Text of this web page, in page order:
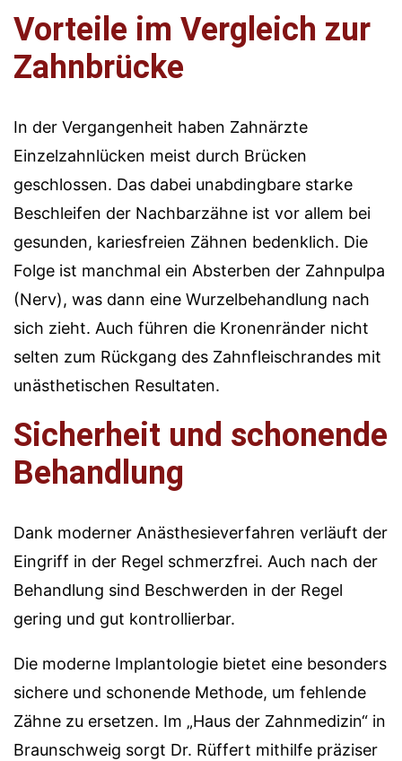
Vorteile im Vergleich zur
Zahnbrücke
In der Vergangenheit haben Zahnärzte
Einzelzahnlücken meist durch Brücken
geschlossen. Das dabei unabdingbare starke
Beschleifen der Nachbarzähne ist vor allem bei
gesunden, kariesfreien Zähnen bedenklich. Die
Folge ist manchmal ein Absterben der Zahnpulpa
(Nerv), was dann eine Wurzelbehandlung nach
sich zieht. Auch führen die Kronenränder nicht
selten zum Rückgang des Zahnfleischrandes mit
unästhetischen Resultaten.
Sicherheit und schonende
Behandlung
Dank moderner Anästhesieverfahren verläuft der
Eingriff in der Regel schmerzfrei. Auch nach der
Behandlung sind Beschwerden in der Regel
gering und gut kontrollierbar.
Die moderne Implantologie bietet eine besonders
sichere und schonende Methode, um fehlende
Zähne zu ersetzen. Im „Haus der Zahnmedizin“ in
Braunschweig sorgt Dr. Rüffert mithilfe präziser